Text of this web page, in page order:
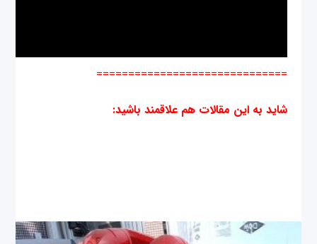
==============================
شاید به این مقالات هم علاقمند باشید: